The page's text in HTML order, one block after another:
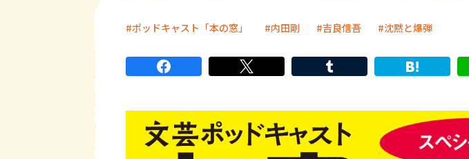
ポッドキャスト「本の窓」 内田剛 吉良信吾 沈黙と爆弾